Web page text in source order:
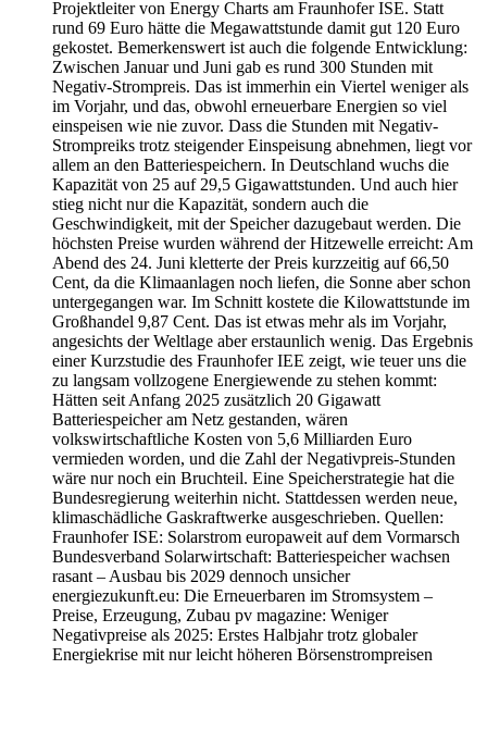
Projektleiter von Energy Charts am Fraunhofer ISE. Statt
rund 69 Euro hätte die Megawattstunde damit gut 120 Euro
gekostet. Bemerkenswert ist auch die folgende Entwicklung:
Zwischen Januar und Juni gab es rund 300 Stunden mit
Negativ-Strompreis. Das ist immerhin ein Viertel weniger als
im Vorjahr, und das, obwohl erneuerbare Energien so viel
einspeisen wie nie zuvor. Dass die Stunden mit Negativ-
Strompreiks trotz steigender Einspeisung abnehmen, liegt vor
allem an den Batteriespeichern. In Deutschland wuchs die
Kapazität von 25 auf 29,5 Gigawattstunden. Und auch hier
stieg nicht nur die Kapazität, sondern auch die
Geschwindigkeit, mit der Speicher dazugebaut werden. Die
höchsten Preise wurden während der Hitzewelle erreicht: Am
Abend des 24. Juni kletterte der Preis kurzzeitig auf 66,50
Cent, da die Klimaanlagen noch liefen, die Sonne aber schon
untergegangen war. Im Schnitt kostete die Kilowattstunde im
Großhandel 9,87 Cent. Das ist etwas mehr als im Vorjahr,
angesichts der Weltlage aber erstaunlich wenig. Das Ergebnis
einer Kurzstudie des Fraunhofer IEE zeigt, wie teuer uns die
zu langsam vollzogene Energiewende zu stehen kommt:
Hätten seit Anfang 2025 zusätzlich 20 Gigawatt
Batteriespeicher am Netz gestanden, wären
volkswirtschaftliche Kosten von 5,6 Milliarden Euro
vermieden worden, und die Zahl der Negativpreis-Stunden
wäre nur noch ein Bruchteil. Eine Speicherstrategie hat die
Bundesregierung weiterhin nicht. Stattdessen werden neue,
klimaschädliche Gaskraftwerke ausgeschrieben. Quellen:
Fraunhofer ISE: Solarstrom europaweit auf dem Vormarsch
Bundesverband Solarwirtschaft: Batteriespeicher wachsen
rasant – Ausbau bis 2029 dennoch unsicher
energiezukunft.eu: Die Erneuerbaren im Stromsystem –
Preise, Erzeugung, Zubau pv magazine: Weniger
Negativpreise als 2025: Erstes Halbjahr trotz globaler
Energiekrise mit nur leicht höheren Börsenstrompreisen